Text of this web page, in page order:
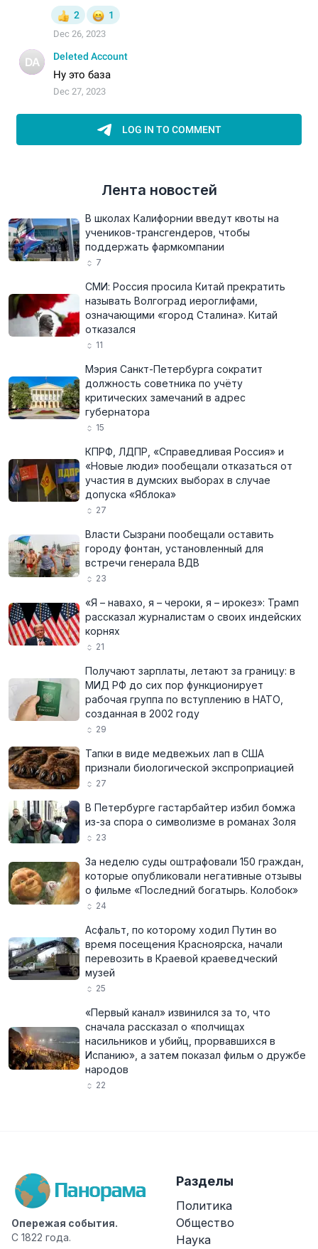
Лента новостей
В школах Калифорнии введут квоты на
учеников-трансгендеров, чтобы
поддержать фармкомпании
7
СМИ: Россия просила Китай прекратить
называть Волгоград иероглифами,
означающими «город Сталина». Китай
отказался
11
Мэрия Санкт-Петербурга сократит
должность советника по учёту
критических замечаний в адрес
губернатора
15
КПРФ, ЛДПР, «Справедливая Россия» и
«Новые люди» пообещали отказаться от
участия в думских выборах в случае
допуска «Яблока»
27
Власти Сызрани пообещали оставить
городу фонтан, установленный для
встречи генерала ВДВ
23
«Я – навахо, я – чероки, я – ирокез»: Трамп
рассказал журналистам о своих индейских
корнях
21
Получают зарплаты, летают за границу: в
МИД РФ до сих пор функционирует
рабочая группа по вступлению в НАТО,
созданная в 2002 году
29
Тапки в виде медвежьих лап в США
признали биологической экспроприацией
27
В Петербурге гастарбайтер избил бомжа
из-за спора о символизме в романах Золя
23
За неделю суды оштрафовали 150 граждан,
которые опубликовали негативные отзывы
о фильме «Последний богатырь. Колобок»
24
Асфальт, по которому ходил Путин во
время посещения Красноярска, начали
перевозить в Краевой краеведческий
музей
25
«Первый канал» извинился за то, что
сначала рассказал о «полчищах
насильников и убийц, прорвавшихся в
Испанию», а затем показал фильм о дружбе
народов
22
Опережая события.
С 1822 года.
Разделы
Политика
Общество
Наука